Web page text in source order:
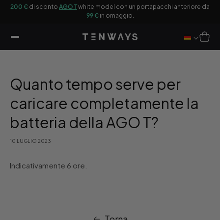
200 € di sconto AGO Twhite model con un portapacchi anteriore da
99 €in omaggio.
Carrello
Quanto tempo serve per
caricare completamente la
batteria della AGO T?
10 LUGLIO 2023
Indicativamente 6 ore.